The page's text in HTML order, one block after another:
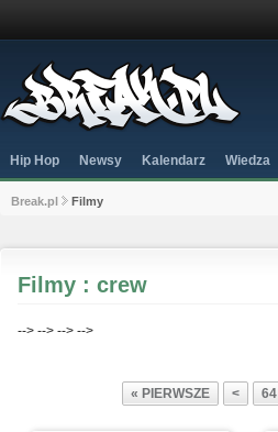
Hip Hop Newsy Kalendarz Wiedza
Break.pl Filmy
Filmy : crew
--> --> --> -->
« PIERWSZE < 64